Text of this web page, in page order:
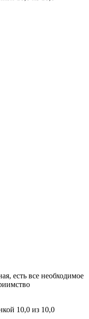
есть все необходимое
10,0 из 10,0